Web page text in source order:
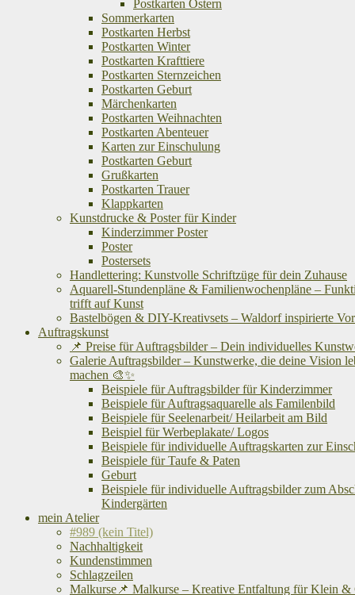
Postkarten Ostern
Sommerkarten
Postkarten Herbst
Postkarten Winter
Postkarten Krafttiere
Postkarten Sternzeichen
Postkarten Geburt
Märchenkarten
Postkarten Weihnachten
Postkarten Abenteuer
Karten zur Einschulung
Postkarten Geburt
Grußkarten
Postkarten Trauer
Klappkarten
Kunstdrucke & Poster für Kinder
Kinderzimmer Poster
Poster
Postersets
Handlettering: Kunstvolle Schriftzüge für dein Zuhause
Aquarell-Stundenpläne & Familienwochenpläne –
trifft auf Kunst
Bastelbögen & DIY-Kreativsets – Waldorf inspirierte
Auftragskunst
📌 Preise für Auftragsbilder – Dein individuelles
Galerie Auftragsbilder – Kunstwerke, die deine Vision
machen 🎨✨
Beispiele für Auftragsbilder für Kinderzimmer
Beispiele für Auftragsaquarelle als Familenbild
Beispiele für Seelenarbeit/ Heilarbeit am Bild
Beispiel für Werbeplakate/ Logos
Beispiele für individuelle Auftragskarten zur
Beispiele für Taufe & Paten
Geburt
Beispiele für individuelle Auftragsbilder zum
Kindergärten
mein Atelier
#989 (kein Titel)
Nachhaltigkeit
Kundenstimmen
Schlagzeilen
Malkurse📌 Malkurse – Kreative Entfaltung für Klein &